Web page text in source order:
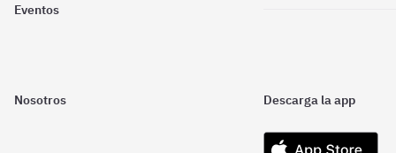
Eventos
Nosotros Descarga la app